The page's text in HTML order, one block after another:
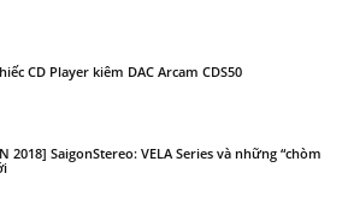
CD Player kiêm DAC Arcam CDS50
2018] SaigonStereo: VELA Series và những “chòm